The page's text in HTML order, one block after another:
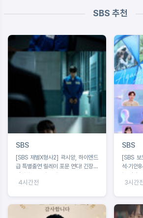
SBS 추천
SBS
[SBS 재벌X형사2] 곽시양, 하이엔드
급 특별출연 릴레이 포문 연다! 긴장감
4시간전
SBS
[SBS 보
석·기안
3시간